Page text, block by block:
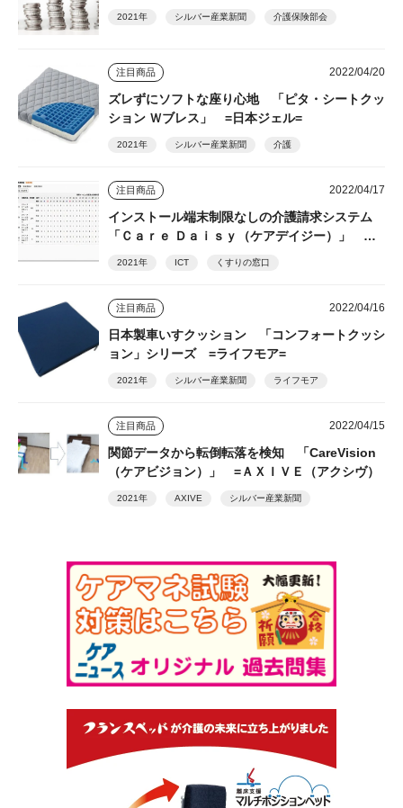
2021年 シルバー産業新聞 介護保険部会
注目商品 2022/04/20
ズレずにソフトな座り心地 「ピタ・シートクッ
ション Ｗブレス」 =日本ジェル=
2021年 シルバー産業新聞 介護
注目商品 2022/04/17
インストール端末制限なしの介護請求システム
「Ｃａｒｅ Ｄａｉｓｙ（ケアデイジー）」 ＝
2021年 ICT くすりの窓口
注目商品 2022/04/16
日本製車いすクッション 「コンフォートクッシ
ョン」シリーズ =ライフモア=
2021年 シルバー産業新聞 ライフモア
注目商品 2022/04/15
関節データから転倒転落を検知 「CareVision
（ケアビジョン）」 =ＡＸＩＶＥ（アクシヴ）
2021年 AXIVE シルバー産業新聞